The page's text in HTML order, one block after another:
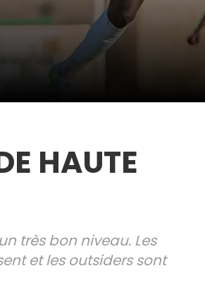
HAUTE
très bon niveau. Les
et les outsiders sont